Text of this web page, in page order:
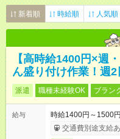
新着順 時給順 人気順
【高時給1400円×週
ん盛り付け作業！週
派遣 職種未経験OK ブラン
給与
時給1400円～1500
交通費別途支給